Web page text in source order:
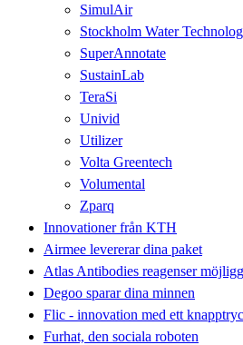
SimulAir
Stockholm Water
SuperAnnotate
SustainLab
TeraSi
Univid
Utilizer
Volta Greentech
Volumental
Zparq
Innovationer från KTH
Airmee levererar dina paket
Atlas Antibodies reagenser
Degoo sparar dina minnen
Flic - innovation med ett
Furhat, den sociala roboten